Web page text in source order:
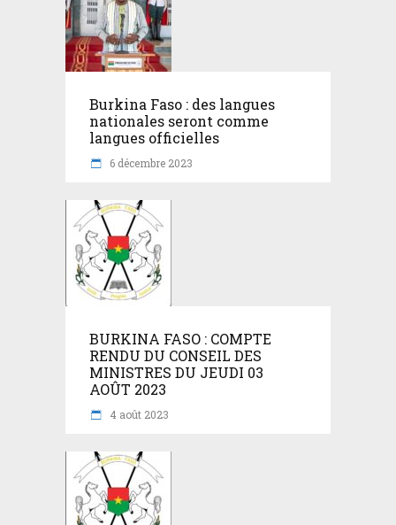
Burkina Faso : des langues
nationales seront comme
langues officielles
6 décembre 2023
BURKINA FASO : COMPTE
RENDU DU CONSEIL DES
MINISTRES DU JEUDI 03
AOÛT 2023
4 août 2023